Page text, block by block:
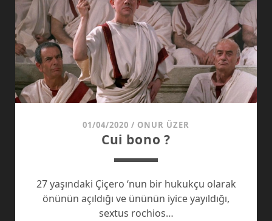
01/04/2020 / ONUR ÜZER
Cui bono ?
27 yaşındaki Çiçero ‘nun bir hukukçu olarak
önünün açıldığı ve ününün iyice yayıldığı,
sextus rochios…